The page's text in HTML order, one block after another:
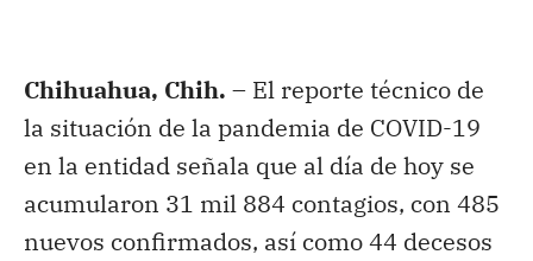
Chihuahua, Chih. – El reporte técnico de
la situación de la pandemia de COVID-19
en la entidad señala que al día de hoy se
acumularon 31 mil 884 contagios, con 485
nuevos confirmados, así como 44 decesos